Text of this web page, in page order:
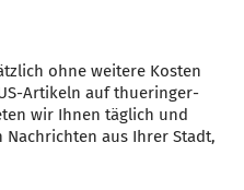
ohne weitere Kosten
Artikeln auf thueringer-
wir Ihnen täglich und
aus Ihrer Stadt,